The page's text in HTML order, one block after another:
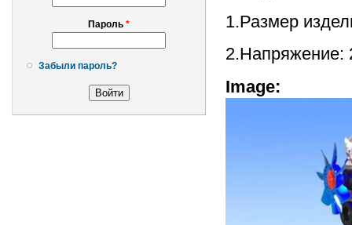
Пароль *
Забыли пароль?
1.Размер
2.Напряжение:
Image: